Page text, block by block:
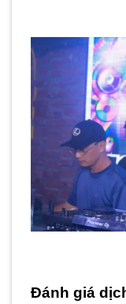
Đánh giá